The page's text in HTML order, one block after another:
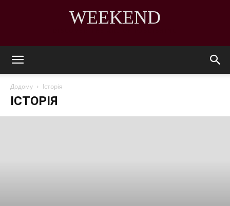
WEEKEND
Додому Історія
ІСТОРІЯ